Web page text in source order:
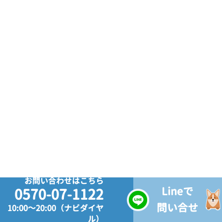
お問い合わせはこちら
0570-07-1122
10:00～20:00（ナビダイヤ
ル）
Lineで
問い合せ